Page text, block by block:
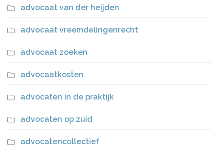
advocaat van der heijden
advocaat vreemdelingenrecht
advocaat zoeken
advocaatkosten
advocaten in de praktijk
advocaten op zuid
advocatencollectief